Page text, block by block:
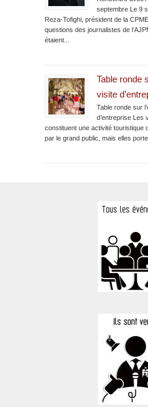
septembre Le 9
Reza-Tofighi, président de la
questions des journalistes de
étaient...
Table ronde
visite
Table ronde sur
d’entreprise Les
constituent une activité touristique
par le grand public, mais elles